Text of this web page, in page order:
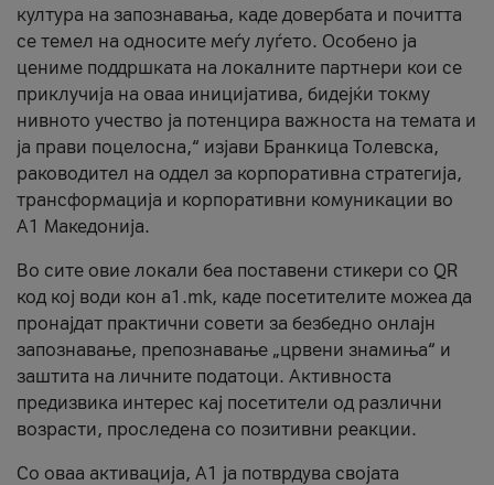
култура на запознавања, каде довербата и почитта
се темел на односите меѓу луѓето. Особено ја
цениме поддршката на локалните партнери кои се
приклучија на оваа иницијатива, бидејќи токму
нивното учество ја потенцира важноста на темата и
ја прави поцелосна,“ изјави Бранкица Толевска,
раководител на оддел за корпоративна стратегија,
трансформација и корпоративни комуникации во
А1 Македонија.
Во сите овие локали беа поставени стикери со QR
код кој води кон a1.mk, каде посетителите можеа да
пронајдат практични совети за безбедно онлајн
запознавање, препознавање „црвени знамиња“ и
заштита на личните податоци. Активноста
предизвика интерес кај посетители од различни
возрасти, проследена со позитивни реакции.
Со оваа активација, А1 ја потврдува својата